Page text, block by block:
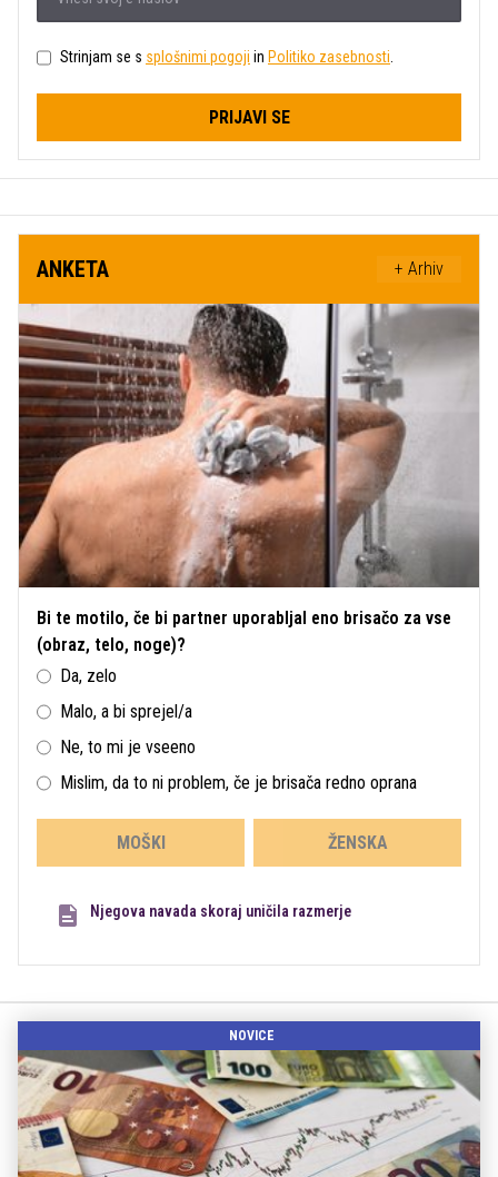
Strinjam se s splošnimi pogoji in Politiko zasebnosti.
PRIJAVI SE
ANKETA + Arhiv
Bi te motilo, če bi partner uporabljal eno brisačo za vse
(obraz, telo, noge)?
Da, zelo
Malo, a bi sprejel/a
Ne, to mi je vseeno
Mislim, da to ni problem, če je brisača redno oprana
MOŠKI ŽENSKA
Njegova navada skoraj uničila razmerje
NOVICE